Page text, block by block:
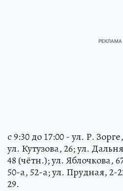
с 9:30 до 17:00 - ул. Р.
ул. Кутузова, 26; ул.
48 (чётн.); ул. Яблочкова,
50-а, 52-а; ул. Прудная, 2-
29.